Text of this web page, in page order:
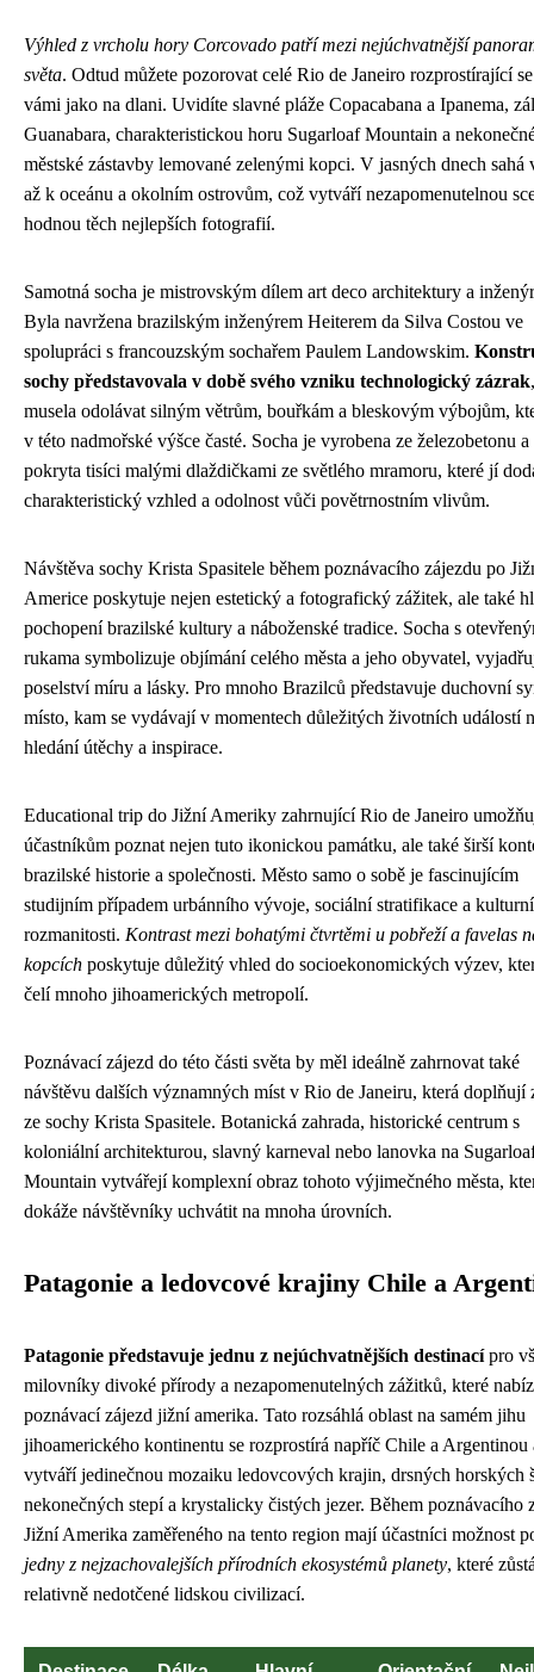
Výhled z vrcholu hory Corcovado patří mezi nejúchvatnější
světa. Odtud můžete pozorovat celé Rio de Janeiro rozprostírající
vámi jako na dlani. Uvidíte slavné pláže Copacabana a Ipanema,
Guanabara, charakteristickou horu Sugarloaf Mountain a
městské zástavby lemované zelenými kopci. V jasných dnech sahá
až k oceánu a okolním ostrovům, což vytváří nezapomenutelnou
hodnou těch nejlepších fotografií.
Samotná socha je mistrovským dílem art deco architektury a
Byla navržena brazilským inženýrem Heiterem da Silva Costou ve
spolupráci s francouzským sochařem Paulem Landowskim.
sochy představovala v době svého vzniku technologický zázrak
musela odolávat silným větrům, bouřkám a bleskovým výbojům,
v této nadmořské výšce časté. Socha je vyrobena ze železobetonu a
pokryta tisíci malými dlaždičkami ze světlého mramoru, které jí
charakteristický vzhled a odolnost vůči povětrnostním vlivům.
Návštěva sochy Krista Spasitele během poznávacího zájezdu po
Americe poskytuje nejen estetický a fotografický zážitek, ale také
pochopení brazilské kultury a náboženské tradice. Socha s
rukama symbolizuje objímání celého města a jeho obyvatel,
poselství míru a lásky. Pro mnoho Brazilců představuje duchovní
místo, kam se vydávají v momentech důležitých životních událostí
hledání útěchy a inspirace.
Educational trip do Jižní Ameriky zahrnující Rio de Janeiro
účastníkům poznat nejen tuto ikonickou památku, ale také širší
brazilské historie a společnosti. Město samo o sobě je fascinujícím
studijním případem urbánního vývoje, sociální stratifikace a kulturní
rozmanitosti. Kontrast mezi bohatými čtvrtěmi u pobřeží a favelas
kopcích poskytuje důležitý vhled do socioekonomických výzev,
čelí mnoho jihoamerických metropolí.
Poznávací zájezd do této části světa by měl ideálně zahrnovat také
návštěvu dalších významných míst v Rio de Janeiru, která doplňují
ze sochy Krista Spasitele. Botanická zahrada, historické centrum s
koloniální architekturou, slavný karneval nebo lanovka na
Mountain vytvářejí komplexní obraz tohoto výjimečného města,
dokáže návštěvníky uchvátit na mnoha úrovních.
Patagonie a ledovcové krajiny Chile a
Patagonie představuje jednu z nejúchvatnějších destinacípro
milovníky divoké přírody a nezapomenutelných zážitků, které
poznávací zájezd jižní amerika. Tato rozsáhlá oblast na samém jihu
jihoamerického kontinentu se rozprostírá napříč Chile a Argentinou
vytváří jedinečnou mozaiku ledovcových krajin, drsných horských
nekonečných stepí a krystalicky čistých jezer. Během poznávacího
Jižní Amerika zaměřeného na tento region mají účastníci možnost
jedny z nejzachovalejších přírodních ekosystémů planety, které
relativně nedotčené lidskou civilizací.